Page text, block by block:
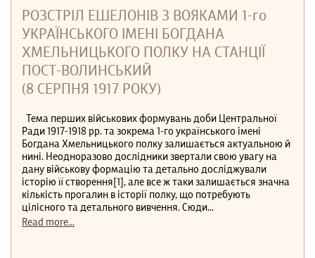
РОЗСТРІЛ ЕШЕЛОНІВ З ВОЯКАМИ 1-го
УКРАЇНСЬКОГО ІМЕНІ БОГДАНА
ХМЕЛЬНИЦЬКОГО ПОЛКУ НА СТАНЦІЇ
ПОСТ-ВОЛИНСЬКИЙ
(8 СЕРПНЯ 1917 РОКУ)
Тема перших військових формувань доби Центральної
Ради 1917-1918 рр. та зокрема 1-го українського імені
Богдана Хмельницького полку залишається актуальною й
нині. Неодноразово дослідники звертали свою увагу на
дану військову формацію та детально досліджували
історію її створення[1], але все ж таки залишається значна
кількість прогалин в історії полку, що потребують
цілісного та детального вивчення. Сюди...
Read more...